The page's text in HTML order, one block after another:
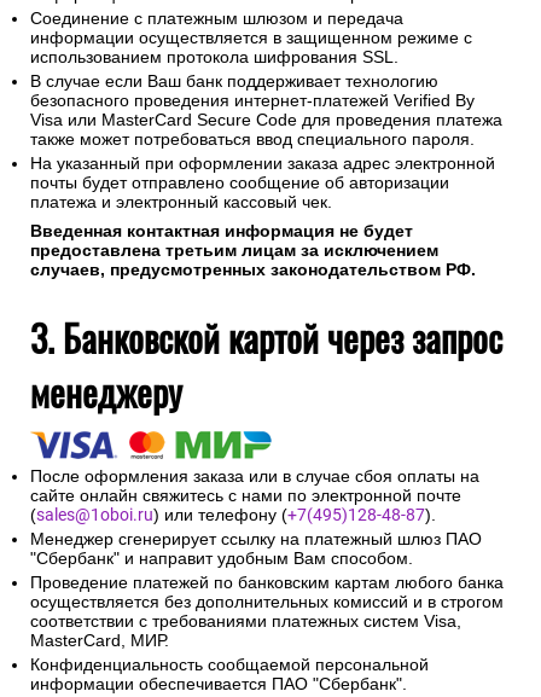
Соединение с платежным шлюзом и передача
информации осуществляется в защищенном режиме с
использованием протокола шифрования SSL.
В случае если Ваш банк поддерживает технологию
безопасного проведения интернет-платежей Verified By
Visa или MasterCard Secure Code для проведения платежа
также может потребоваться ввод специального пароля.
На указанный при оформлении заказа адрес электронной
почты будет отправлено сообщение об авторизации
платежа и электронный кассовый чек.
Введенная контактная информация не будет
предоставлена третьим лицам за исключением
случаев, предусмотренных законодательством РФ.
3. Банковской картой через запрос
менеджеру
После оформления заказа или в случае сбоя оплаты на
сайте онлайн свяжитесь с нами по электронной почте
(sales@1oboi.ru) или телефону (+7(495)128-48-87).
Менеджер сгенерирует ссылку на платежный шлюз ПАО
"Сбербанк" и направит удобным Вам способом.
Проведение платежей по банковским картам любого банка
осуществляется без дополнительных комиссий и в строгом
соответствии с требованиями платежных систем Visa,
MasterCard, МИР.
Конфиденциальность сообщаемой персональной
информации обеспечивается ПАО "Сбербанк".